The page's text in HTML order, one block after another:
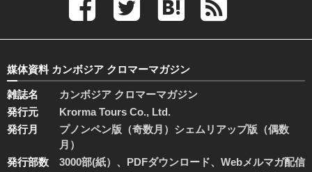
媒体資料 カンボジア クロマーマガジン
雑誌名
カンボジア クロマーマガジン
発行元
Krorma Tours Co., Ltd.
発行月
プノンペン版（奇数月）シェムリアップ版（偶数
月）
発行部数
3000部(紙）、PDFダウンロード、Webメルマガ配信